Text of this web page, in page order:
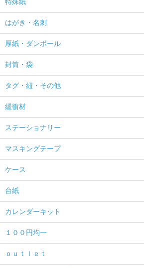
はがき・名刺
厚紙・ダンボール
封筒・袋
タグ・紐・その他
緩衝材
ステーショナリー
マスキングテープ
ケース
台紙
カレンダーキット
１００円均一
ｏｕｔｌｅｔ